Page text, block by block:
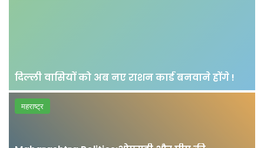
दिल्ली वासियों को अब नए राशन कार्ड बनवाने होंगे !
महराष्ट्र